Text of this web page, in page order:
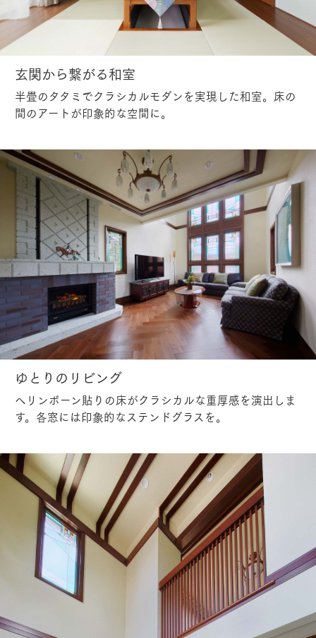
玄関から繋がる和室
半畳のタタミでクラシカルモダンを実現した和室。床の
間のアートが印象的な空間に。
ゆとりのリビング
ヘリンボーン貼りの床がクラシカルな重厚感を演出しま
す。各窓には印象的なステンドグラスを。